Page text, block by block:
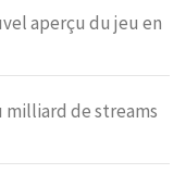
aperçu du jeu en
milliard de streams